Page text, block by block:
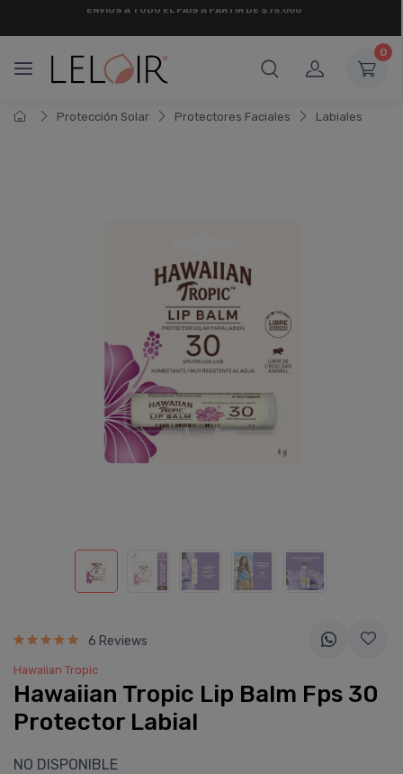
0
Protección Solar Protectores Faciales Labiales
6 Reviews
Hawaiian Tropic
Hawaiian Tropic Lip Balm Fps 30
Protector Labial
NO DISPONIBLE